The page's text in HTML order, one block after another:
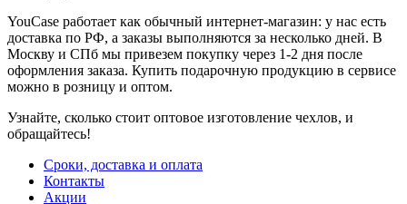
YouCase работает как обычный интернет-магазин: у нас есть
доставка по РФ, а заказы выполняются за несколько дней. В
Москву и СПб мы привезем покупку через 1-2 дня после
оформления заказа. Купить подарочную продукцию в сервисе
можно в розницу и оптом.
Узнайте, сколько стоит оптовое изготовление чехлов, и
обращайтесь!
Сроки, доставка и оплата
Контакты
Акции